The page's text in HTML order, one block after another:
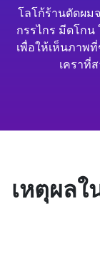
โลโก้ร้านตัดผ
กรรไกร มีดโกน
เพื่อให้เห็นภาพ
เคราที่
เหตุผลใ